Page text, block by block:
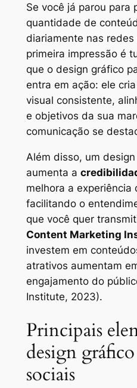
Se você já parou para
quantidade de
diariamente nas
primeira impressão é
que o design gráfico
entra em ação: ele
visual consistente,
e objetivos da sua
comunicação se
Além disso, um
aumenta a
melhora a experiência
facilitando o
que você quer
Content Marketing
investem em
atrativos aumentam
engajamento do
Institute, 2023).
Principais
design
sociais